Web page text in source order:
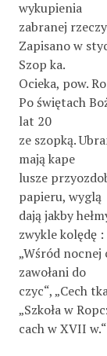
wykupienia
zabranej
Zapisano w
Szop ka.
Ocieka, pow.
Po świętach
lat 20
ze szopką.
mają kape­
lusze
papieru, wyglą­
dają jakby
zwykle kolędę :
„Wśród nocnej
zawołani do
czyc“, „Cech
„Szkoła w
cach w XVII